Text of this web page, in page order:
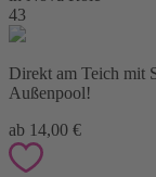
43
Direkt am Teich mit
Außenpool!
ab 14,00 €